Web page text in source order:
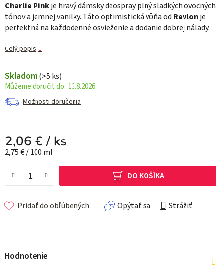
Charlie Pinkje hravý dámsky deospray plný sladkých ovocných
tónov a jemnej vanilky. Táto optimistická vôňa od Revlonje
perfektná na každodenné osvieženie a dodanie dobrej nálady.
Celý popis
Skladom (>5 ks)
13.8.2026
Možnosti doručenia
2,06 €/ ks
Jednotková cena:
2,75 € / 100 ml
DO KOŠÍKA
Opýtať sa Strážiť
Pridať do obľúbených
Hodnotenie